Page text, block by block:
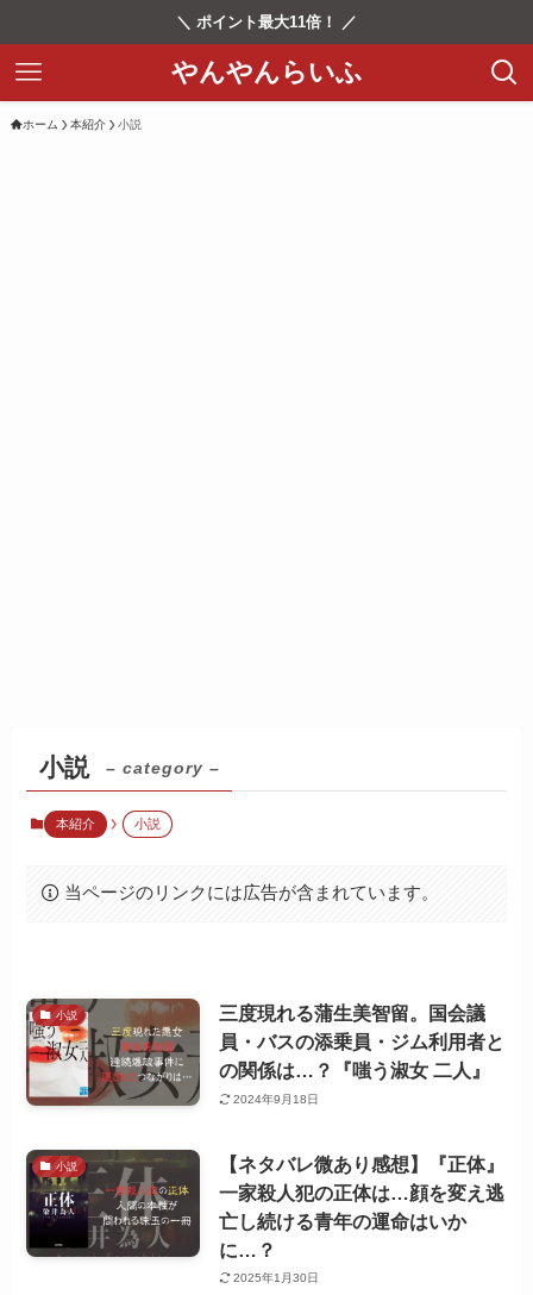
＼ ポイント最大11倍！ ／
やんやんらいふ
ホーム 本紹介 小説
小説 – category –
本紹介 小説
当ページのリンクには広告が含まれています。
小説
三度現れる蒲生美智留。国会議
員・バスの添乗員・ジム利用者と
の関係は…？『嗤う淑女 二人』
2024年9月18日
小説
【ネタバレ微あり感想】『正体』
一家殺人犯の正体は…顔を変え逃
亡し続ける青年の運命はいか
に…？
2025年1月30日